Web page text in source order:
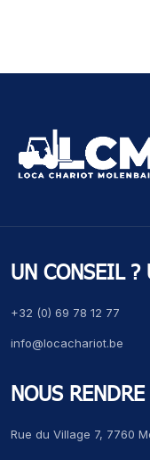
UN CONSEIL ?
+32 (0) 69 78 12 77
info@locachariot.be
NOUS
Rue du Village 7, 7760